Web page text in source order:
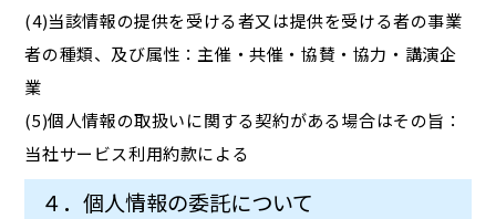
(4)当該情報の提供を受ける者又は提供を受ける者の事業
者の種類、及び属性：主催・共催・協賛・協力・講演企
業
(5)個人情報の取扱いに関する契約がある場合はその旨：
当社サービス利用約款による
４．個人情報の委託について